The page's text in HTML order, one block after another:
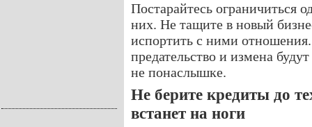
Постарайтесь ограничиться
них. Не тащите в новый
испортить с ними
предательство и измена
не понаслышке.
Не берите кредиты до
встанет на ноги